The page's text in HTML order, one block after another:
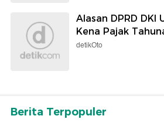
Alasan DPRD DKI
Kena Pajak
detikOto
Berita Terpopuler